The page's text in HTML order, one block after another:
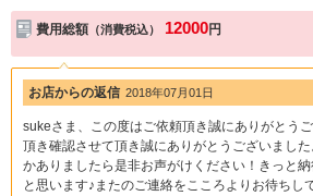
費用総額 （消費税込） 12000円
お店からの返信 2018年07月01日
sukeさま、この度はご依頼頂き誠にありがとう
頂き確認させて頂き誠にありがとうございまし
かありましたら是非お声がけください！きっと
と思います♪またのご連絡をこころよりお待ちし